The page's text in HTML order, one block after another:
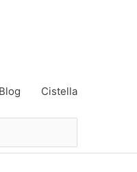
Blog Cistella